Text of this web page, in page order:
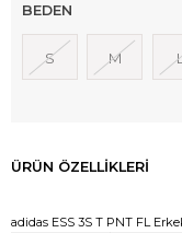
BEDEN
S M
ÜRÜN ÖZELLIKLERI
adidas ESS 3S T PNT FL